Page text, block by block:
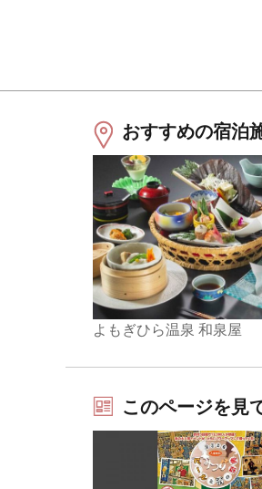
おすすめの宿泊
よもぎひら温泉 和泉屋
このページを見